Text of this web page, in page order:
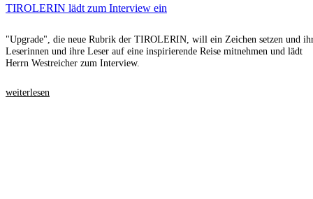
TIROLERIN lädt zum Interview ein
"Upgrade", die neue Rubrik der TIROLERIN, will ein Zeichen setzen und
Leserinnen und ihre Leser auf eine inspirierende Reise mitnehmen und lädt
Herrn Westreicher zum Interview.
weiterlesen